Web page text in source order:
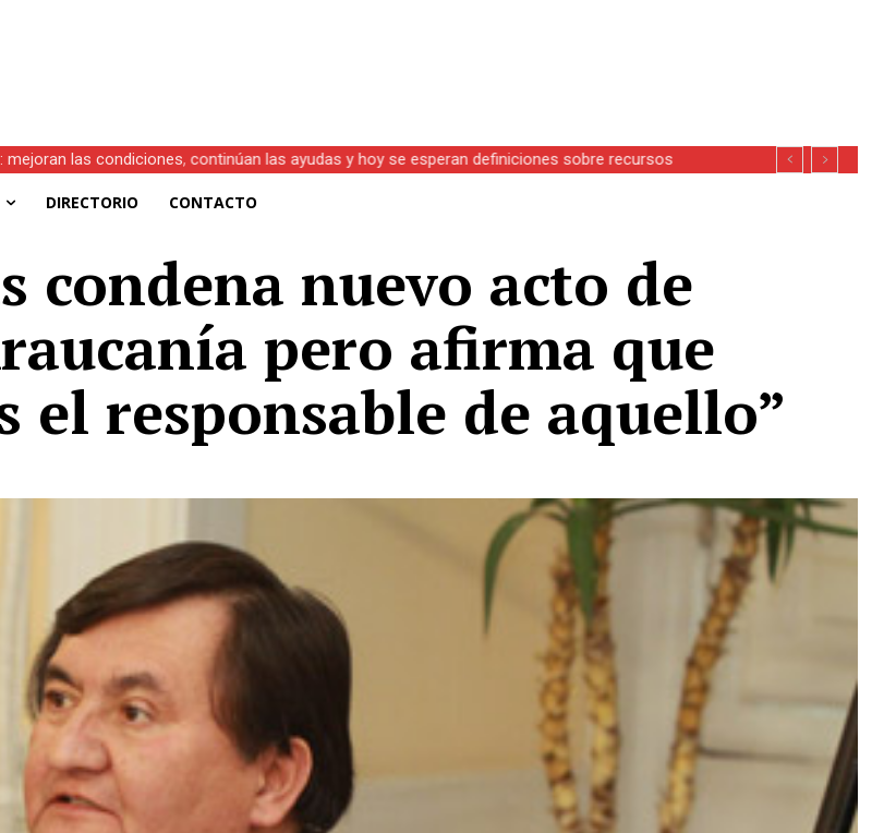
las condiciones, continúan las ayudas y hoy se esperan definiciones sobre recursos
DIRECTORIO CONTACTO
condena nuevo acto de
pero afirma que
el responsable de aquello”